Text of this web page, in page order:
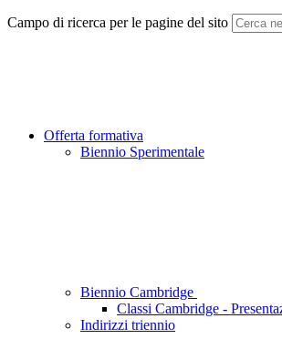
Campo di ricerca per le pagine del sito
Offerta formativa
Biennio Sperimentale
Biennio Cambridge
Classi Cambridge -
Indirizzi triennio